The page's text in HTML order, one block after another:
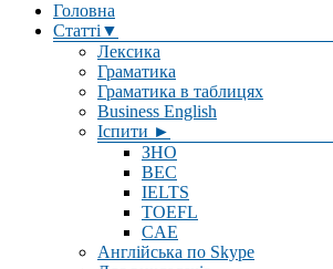
Головна
Статті▼
Лексика
Граматика
Граматика в таблицях
Business English
Іспити ►
ЗНО
BEC
IELTS
TOEFL
CAE
Англійська по Skype